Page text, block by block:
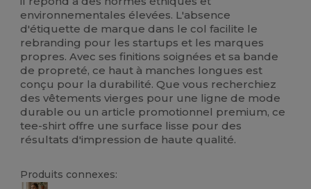
environnementales élevées. L'absence
d'étiquette de marque dans le col facilite le
rebranding pour les startups et les marques
propres. Avec ses finitions soignées et sa bande
de propreté, ce haut à manches longues est
conçu pour la durabilité. Que vous recherchiez
des vêtements vierges pour une ligne de mode
durable ou un article promotionnel premium, ce
tee-shirt offre une surface lisse pour des
résultats d'impression de haute qualité.
Produits connexes: